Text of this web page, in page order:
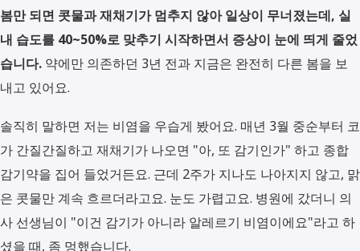
봄만 되면 콧물과 재채기가 멈추지 않아 일상이 무너졌는데, 실
내 습도를 40~50%로 맞추기 시작하면서 증상이 눈에 띄게 줄었
습니다. 약에만 의존하던 3년 전과 지금은 완전히 다른 봄을 보
내고 있어요.
솔직히 말하면 저는 비염을 우습게 봤어요. 매년 3월 중순부터 코
가 간질간질하고 재채기가 나오면 "아, 또 감기인가" 하고 종합
감기약을 집어 들었거든요. 근데 2주가 지나도 나아지지 않고, 맑
은 콧물만 계속 흐르더라고요. 눈도 가렵고요. 병원에 갔더니 의
사 선생님이 "이건 감기가 아니라 알레르기 비염이에요"라고 하
셨을 때, 좀 멍했습니다.